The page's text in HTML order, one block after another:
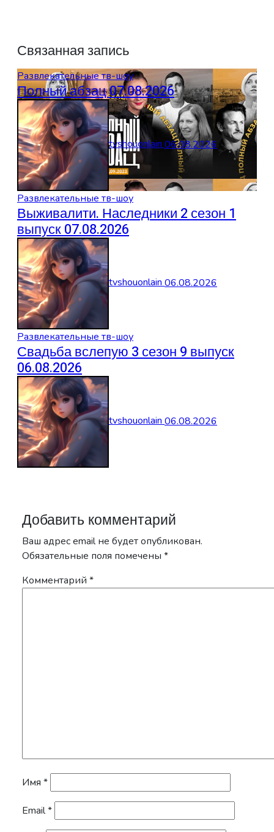
Связанная запись
Развлекательные тв-шоу
Полный абзац 07.08.2026
tvshouonlain06.08.2026
Развлекательные тв-шоу
Выживалити. Наследники 2 сезон 1
выпуск 07.08.2026
tvshouonlain06.08.2026
Развлекательные тв-шоу
Свадьба вслепую 3 сезон 9 выпуск
06.08.2026
tvshouonlain06.08.2026
Добавить комментарий
Ваш адрес email не будет опубликован.
Обязательные поля помечены *
Комментарий *
Имя *
Email*